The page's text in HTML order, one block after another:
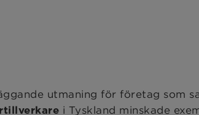
utmaning för företag som
i Tyskland minskade